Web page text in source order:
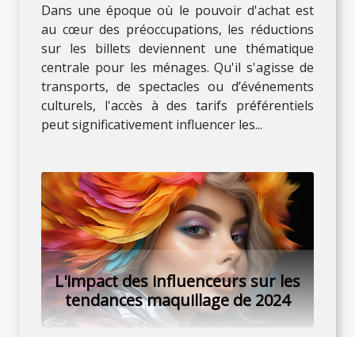
Dans une époque où le pouvoir d'achat est
au cœur des préoccupations, les réductions
sur les billets deviennent une thématique
centrale pour les ménages. Qu'il s'agisse de
transports, de spectacles ou d’événements
culturels, l'accès à des tarifs préférentiels
peut significativement influencer les...
L'impact des influenceurs sur les
tendances maquillage de 2024